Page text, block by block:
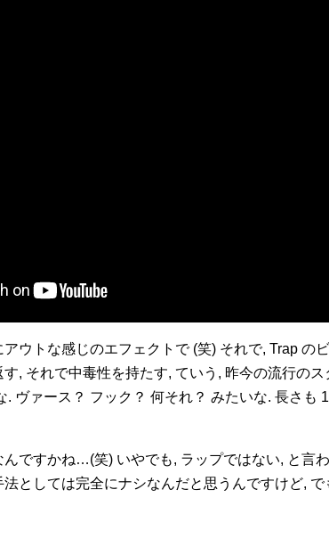
アウトな感じのエフェクトで (笑) それで, Trap の
, それで中毒性を持たす, ていう, 昨今の流行のス
. ヴァース？ フック？ 何それ？ みたいな. 長さも
んですかね…(笑) いやでも, ラップではない, と言
としては完全にナシなんだと思うんですけど, で